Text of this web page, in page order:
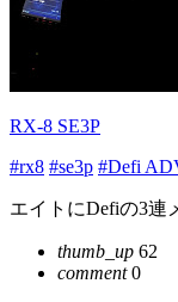
RX-8 SE3P
#rx8 #se3p #Defi
エイトにDefiの3連
thumb_up 62
comment0